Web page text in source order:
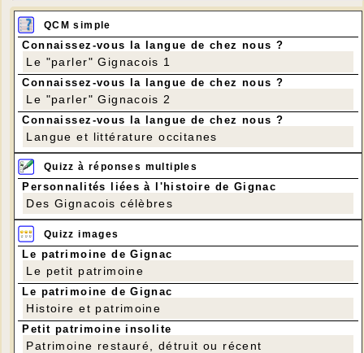
Nous aurons des masques pour les personnes qui
les auront oubliés (pas pour marcher mais pour le
covoiturage) et du gel hydroalcoolique.
QCM simple
Connaissez-vous la langue de chez nous ?
Le "parler" Gignacois 1
Connaissez-vous la langue de chez nous ?
Le "parler" Gignacois 2
Connaissez-vous la langue de chez nous ?
Langue et littérature occitanes
Quizz à réponses multiples
Personnalités liées à l'histoire de Gignac
Des Gignacois célèbres
Quizz images
Le patrimoine de Gignac
Le petit patrimoine
Le patrimoine de Gignac
Histoire et patrimoine
Petit patrimoine insolite
Patrimoine restauré, détruit ou récent